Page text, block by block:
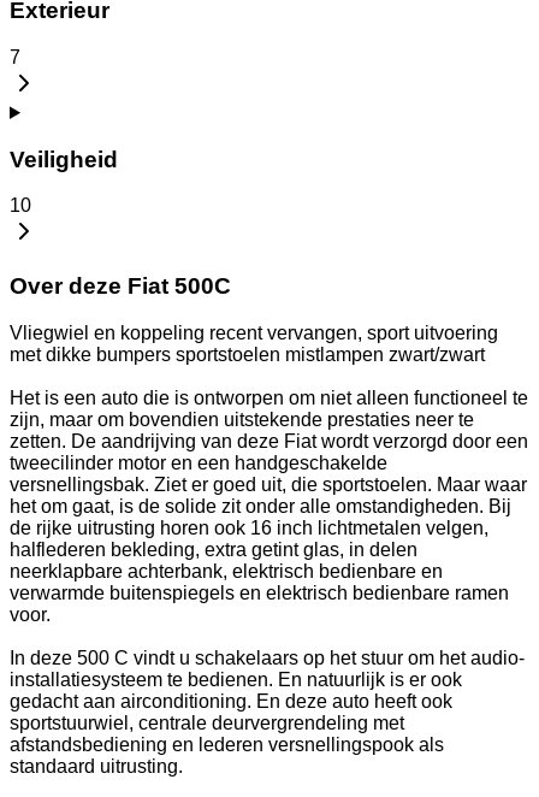
Exterieur
7
Veiligheid
10
Over deze Fiat 500C
Vliegwiel en koppeling recent vervangen, sport uitvoering
met dikke bumpers sportstoelen mistlampen zwart/zwart
Het is een auto die is ontworpen om niet alleen functioneel te
zijn, maar om bovendien uitstekende prestaties neer te
zetten. De aandrijving van deze Fiat wordt verzorgd door een
tweecilinder motor en een handgeschakelde
versnellingsbak. Ziet er goed uit, die sportstoelen. Maar waar
het om gaat, is de solide zit onder alle omstandigheden. Bij
de rijke uitrusting horen ook 16 inch lichtmetalen velgen,
halflederen bekleding, extra getint glas, in delen
neerklapbare achterbank, elektrisch bedienbare en
verwarmde buitenspiegels en elektrisch bedienbare ramen
voor.
In deze 500 C vindt u schakelaars op het stuur om het audio-
installatiesysteem te bedienen. En natuurlijk is er ook
gedacht aan airconditioning. En deze auto heeft ook
sportstuurwiel, centrale deurvergrendeling met
afstandsbediening en lederen versnellingspook als
standaard uitrusting.